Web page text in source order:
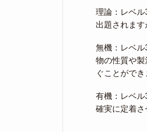
理論：レベ
出題されます
無機：レベ
物の性質や
ぐことができ
有機：レベ
確実に定着さ